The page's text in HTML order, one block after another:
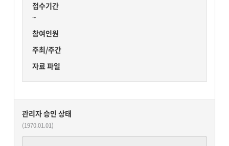
접수기간
~
참여인원
주최/주간
자료 파일
관리자 승인 상태
(1970.01.01)